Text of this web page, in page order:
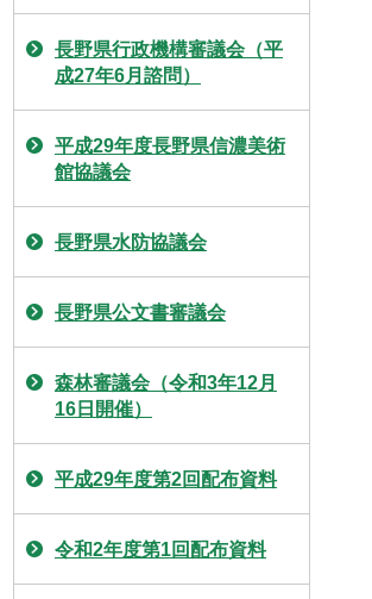
長野県行政機構審議会（平
成27年6月諮問）
平成29年度長野県信濃美術
館協議会
長野県水防協議会
長野県公文書審議会
森林審議会（令和3年12月
16日開催）
平成29年度第2回配布資料
令和2年度第1回配布資料